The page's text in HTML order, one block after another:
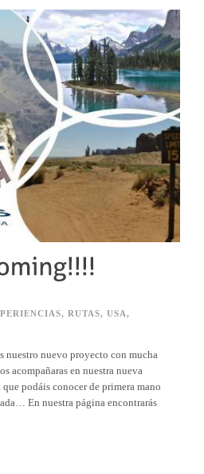
, RUTAS, USA,
nuestro nuevo proyecto con mucha
acompañaras en nuestra nueva
podáis conocer de primera mano
En nuestra página encontrarás